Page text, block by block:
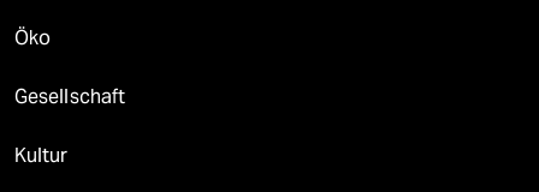
Öko
Gesellschaft
Kultur